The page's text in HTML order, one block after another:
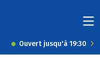
Ouvert jusqu'à 19:30